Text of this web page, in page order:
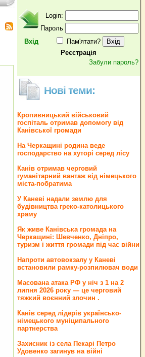
Вхід
Login:
Пароль
Пам'ятати?
Реєстрація
Забули пароль?
Нові теми:
Кропивницький військовий
госпіталь отримав допомогу від
Канівської громади
На Черкащині родина веде
господарство на хуторі серед лісу
Канів отримав черговий
гуманітарний вантаж від німецького
міста-побратима
У Каневі надали землю для
будівництва греко‐католицького
храму
Як живе Канівська громада на
Черкащині: Шевченко, Дніпро,
туризм і життя громади під час війни
Напроти автовокзалу у Каневі
встановили рамку-розпилювач води
Масована атака РФ у ніч з 1 на 2
липня 2026 року — це черговий
тяжкий воєнний злочин .
Канів серед лідерів українсько-
німецького муніципального
партнерства
Захисник із села Пекарі Петро
Удовенко загинув на війні